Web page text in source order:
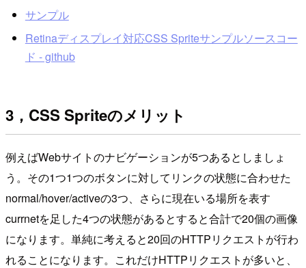
サンプル
Retinaディスプレイ対応CSS Spriteサンプルソースコー
ド - github
3，CSS Spriteのメリット
例えばWebサイトのナビゲーションが5つあるとしましょ
う。その1つ1つのボタンに対してリンクの状態に合わせた
normal/hover/activeの3つ、さらに現在いる場所を表す
currnetを足した4つの状態があるとすると合計で20個の画像
になります。単純に考えると20回のHTTPリクエストが行わ
れることになります。これだけHTTPリクエストが多いと、